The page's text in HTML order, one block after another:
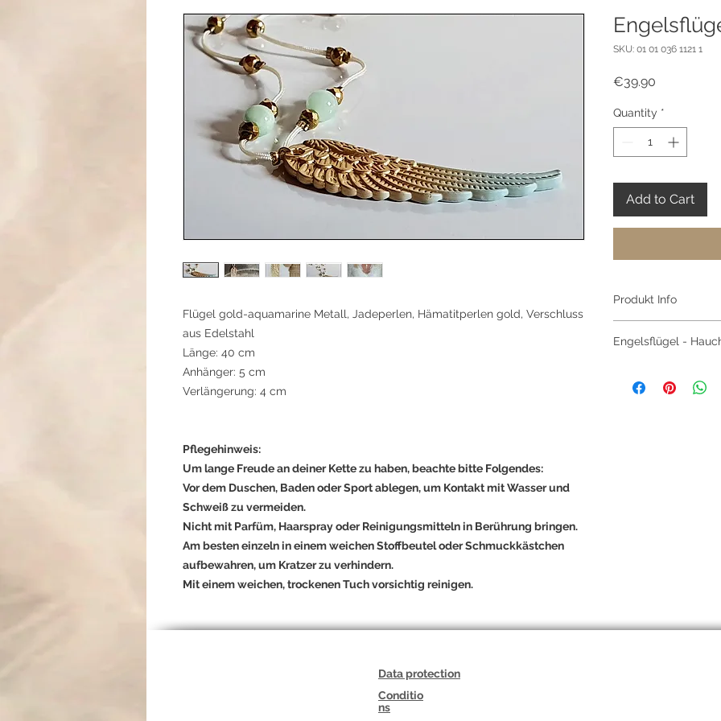
Flügel gold-aquamarine Metall, Jadeperlen, Hämatitperlen gold, Verschluss
aus Edelstahl
Länge: 40 cm
Anhänger: 5 cm
Verlängerung: 4 cm
Pflegehinweis:
Um lange Freude an deiner Kette zu haben, beachte bitte Folgendes:
Vor dem Duschen, Baden oder Sport ablegen, um Kontakt mit Wasser und
Schweiß zu vermeiden.
Nicht mit Parfüm, Haarspray oder Reinigungsmitteln in Berührung bringen.
Am besten einzeln in einem weichen Stoffbeutel oder Schmuckkästchen
aufbewahren, um Kratzer zu verhindern.
Mit einem weichen, trockenen Tuch vorsichtig reinigen.
SKU: 01 01 036 1121 1
€39.90
Quantity *
Add to Cart
Produkt Info
Hämatitperlen gold,
Engelsflügel -
bei dir.
Data protection
Conditio
ns